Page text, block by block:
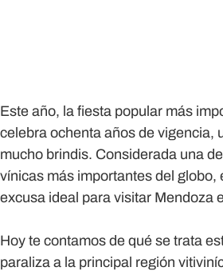
Este año, la fiesta popular más
celebra ochenta años de vigencia,
mucho brindis. Considerada una
vínicas más importantes del globo,
excusa ideal para visitar Mendoza
Hoy te contamos de qué se trata
paraliza a la principal región